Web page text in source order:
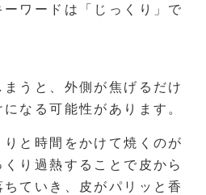
ワードは「じっくり」で
うと、外側が焦げるだけ
なる可能性があります。
と時間をかけて焼くのが
り過熱することで皮から
ていき、皮がパリッと香